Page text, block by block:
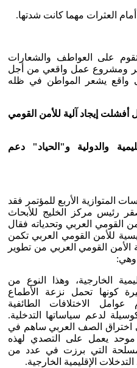
العثرات مهما كانت شدتها.
على العواطف والشعارات
ومشروع عمل واقعي من أجل
واقع يشعر المواطن في ظله
أفشلت إيجاد آلية للأمن القومي
والدولية و"الحياد" دعم
الأربع للمؤتمر فقد
رئيس مركز الخليج للأبحاث
القومي العربي وتحدياته فقال
للأمن القومي العربي تكمن
القومي العربي من تطوير
وهي:
الخارجية، وهذا النوع من
كونها تحمل نزعة الأطماع
عوامل الاختلافات الطائفية
لدعم سياساتها التدخلية.
اختراق الصف العربي ساهم في
يعمل على التصدي لهذه
التي برزت في عدد من
الإقليمية الخارجية.